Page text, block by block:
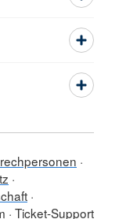
Ticket-Support